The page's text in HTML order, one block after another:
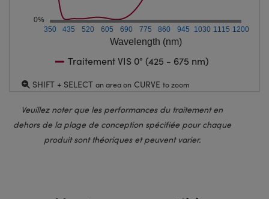
Wavelength (nm)
350 435 520 605 690 775 860 945 1030 1115 1200
0%
Traitement VIS 0° (425 - 675 nm)
SHIFT + SELECT an area on CURVE to zoom
Veuillez noter que les performances du traitement en
dehors de la plage de conception spécifiée pour chaque
produit sont théoriques et peuvent varier.